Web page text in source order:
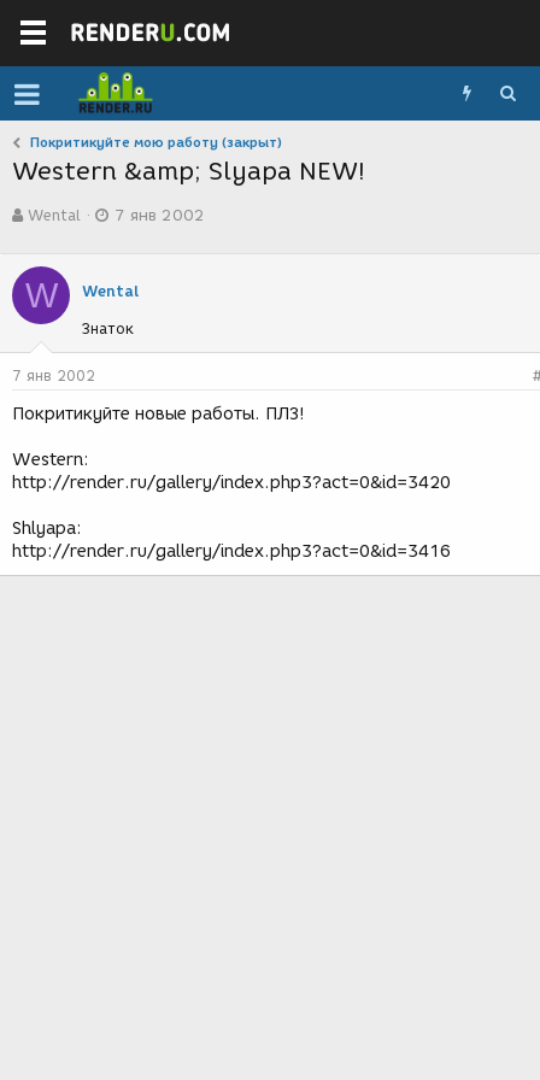
Покритикуйте мою работу (закрыт)
Western &amp; Slyapa NEW!
в
о
р
т
е
м
ы
Wental
а
с
з
д
и
7 янв 2002
W Wental
Знаток
7 янв 2002
Покритикуйте новые работы. ПЛЗ!
Western:
http://render.ru/gallery/index.php3?act=0&id=3420
Shlyapa:
http://render.ru/gallery/index.php3?act=0&id=3416